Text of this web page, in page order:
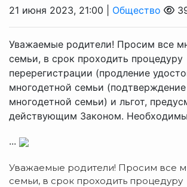
21 июня 2023, 21:00 | Общество
Уважаемые родители! Просим все
семьи, в срок проходить процедуру
перерегистрации (продление
многодетной семьи (подтверждение
многодетной семьи) и льгот,
действующим Законом.
...
Уважаемые родители! Просим все
семьи, в срок проходить процедуру